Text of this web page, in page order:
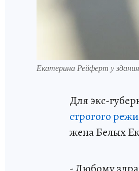
Екатерина Рейферт у
Для экс-
строгого
жена Белых